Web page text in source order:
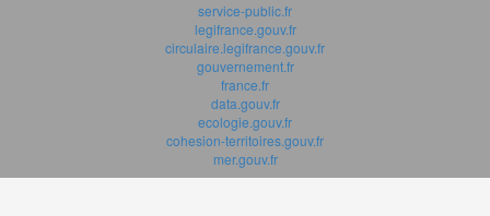
service-public.fr
legifrance.gouv.fr
circulaire.legifrance.gouv.fr
gouvernement.fr
france.fr
data.gouv.fr
ecologie.gouv.fr
cohesion-territoires.gouv.fr
mer.gouv.fr